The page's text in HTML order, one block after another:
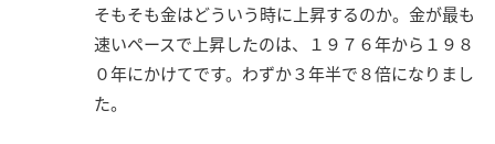
そもそも金はどういう時に上昇するのか。金が最も
速いペースで上昇したのは、１９７６年から１９８
０年にかけてです。わずか３年半で８倍になりまし
た。